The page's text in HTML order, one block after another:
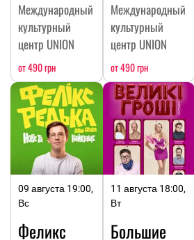
Международный
культурный
центр UNION
от 490 грн
Международный
культурный
центр UNION
от 490 грн
09 августа 19:00,
Вс
Феликс
11 августа 18:00,
Вт
Большие